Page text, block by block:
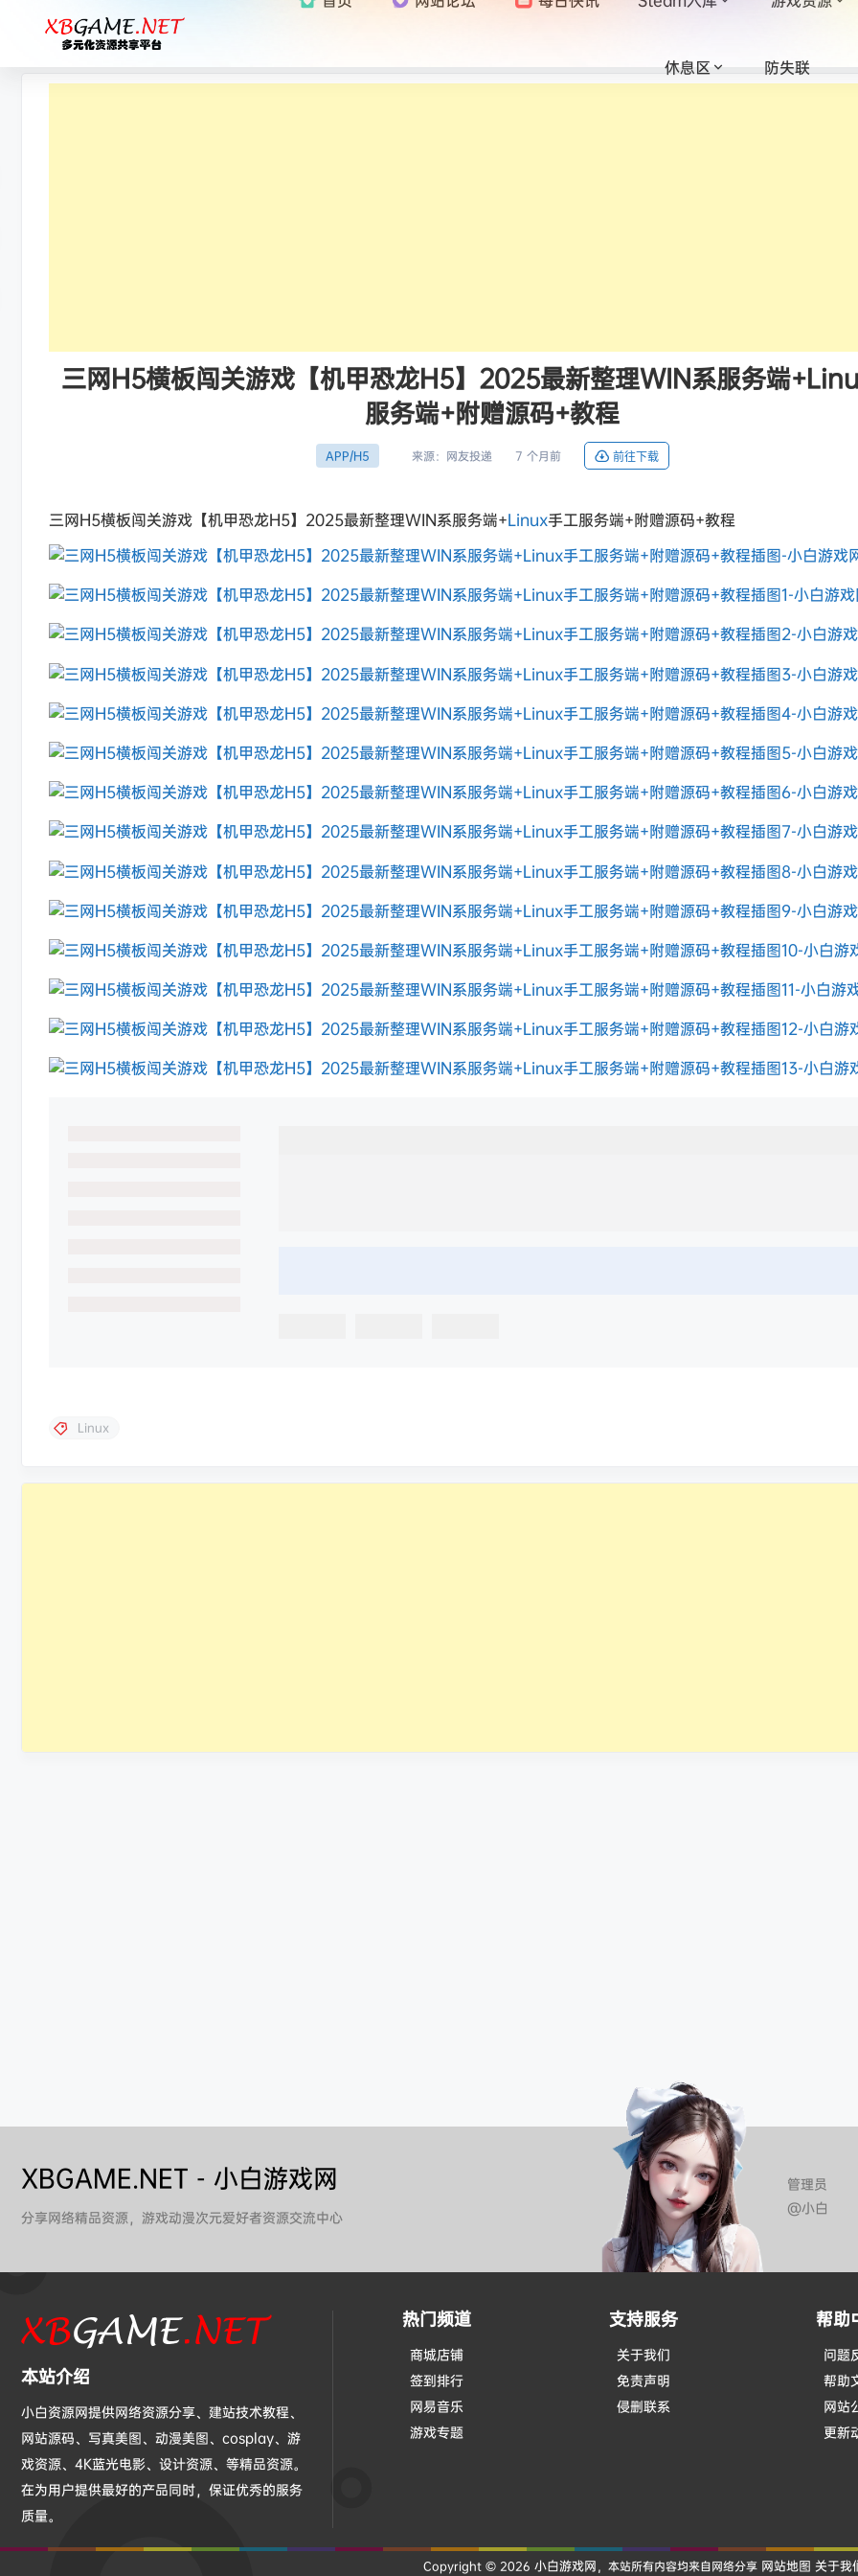
休息区 防失联
三网H5横板闯关游戏【机甲恐龙H5】2025最新整理WIN系服务端
服务端+附赠源码+教程
APP/H5 来源： 网友投递 7 个月前 前往下载
三网H5横板闯关游戏【机甲恐龙H5】2025最新整理WIN系服务端+Linux手工服务端+附赠源码+教程
Linux
XBGAME.NET - 小白游戏网
分享网络精品资源，游戏动漫次元爱好者资源交流中心
管理员
@小白
本站介绍
小白资源网提供网络资源分享、建站技术教程、
网站源码、写真美图、动漫美图、cosplay、游
戏资源、4K蓝光电影、设计资源、等精品资源。
在为用户提供最好的产品同时，保证优秀的服务
质量。
热门频道
商城店铺
签到排行
网易音乐
游戏专题
支持服务
关于我们
免责声明
侵删联系
帮助
问题
帮助
网站
更新
Copyright © 2026 小白游戏网，本站所有内容均来自网络分享 网站地图 关于我